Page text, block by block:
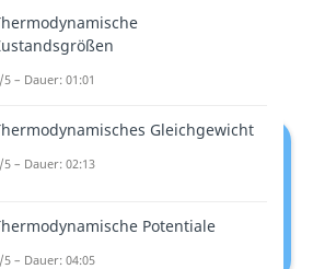
Betrachten wir das p-V-Diagramm
einmal genauer.
5 – Dauer: 01:01
Gleichgewicht
5 – Dauer: 02:13
Potentiale
5 – Dauer: 04:05